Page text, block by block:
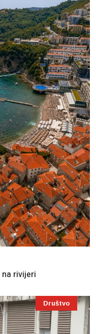
na rivijeri
Društvo